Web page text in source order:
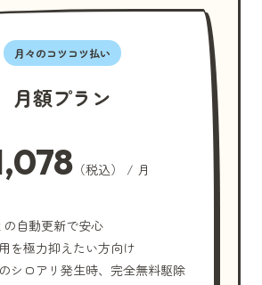
月々のコツコツ払い
月額プラン
（税込） / 月
の自動更新で安心
を極力抑えたい方向け
シロアリ発生時、完全無料駆除